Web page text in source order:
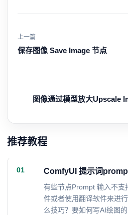
上一篇
保存图像 Save Image 节点
图像通过模型放大Upscale
推荐教程
01 ComfyUI 提示词
有些节点Prompt 输入不支
件或者使用翻译软件来进
么技巧？要如何写AI绘图的